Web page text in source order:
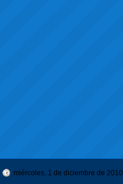
miércoles, 1 de diciembre de 2010